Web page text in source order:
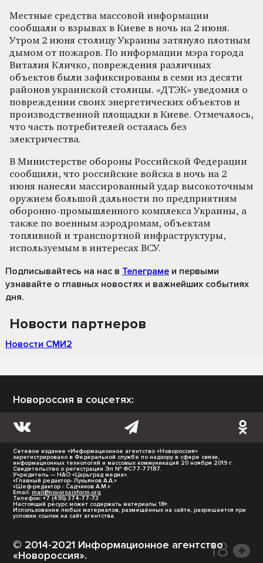
Местные средства массовой информации
сообщали о взрывах в Киеве в ночь на 2 июня.
Утром 2 июня столицу Украины затянуло плотным
дымом от пожаров. По информации мэра города
Виталия Кличко, повреждения различных
объектов были зафиксированы в семи из десяти
районов украинской столицы. «ДТЭК» уведомил о
повреждении своих энергетических объектов и
производственной площадки в Киеве. Отмечалось,
что часть потребителей осталась без
электричества.
В Министерстве обороны Российской Федерации
сообщили, что российские войска в ночь на 2
июня нанесли массированный удар высокоточным
оружием большой дальности по предприятиям
оборонно-промышленного комплекса Украины, а
также по военным аэродромам, объектам
топливной и транспортной инфраструктуры,
используемым в интересах ВСУ.
Подписывайтесь на нас в Телеграме и первыми
узнавайте о главных новостях и важнейших событиях
дня.
Новости партнеров
Новости СМИ2
Новороссия в соцсетях:
Сетевое издание «Информационное агентство «Новороссия»
зарегистрировано в Федеральной службе по надзору в сфере связи,
информационных технологий и массовых коммуникаций 20 ноября 2019 г.
Свидетельство о регистрации Эл № ФС77-77187.
Учредитель — НАО «Царьград медиа».
«Главный редактор- Лукьянов А.А.»
«Шеф-редактор - Садчиков А.М.»
Email: mail@novorosinform.org
Телефон: +7 (495) 374-77-73
Настоящий ресурс может содержать материалы 18+.
Использование любых материалов, размещённых на сайте, разрешается при
условии ссылки на сайт агентства.
© 2014-2021 Информационное агентство
«Новороссия».